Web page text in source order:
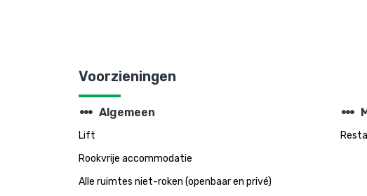
Voorzieningen
steppers Algemeen
Lift
Rookvrije accommodatie
Alle ruimtes niet-roken (openbaar en privé)
steppers